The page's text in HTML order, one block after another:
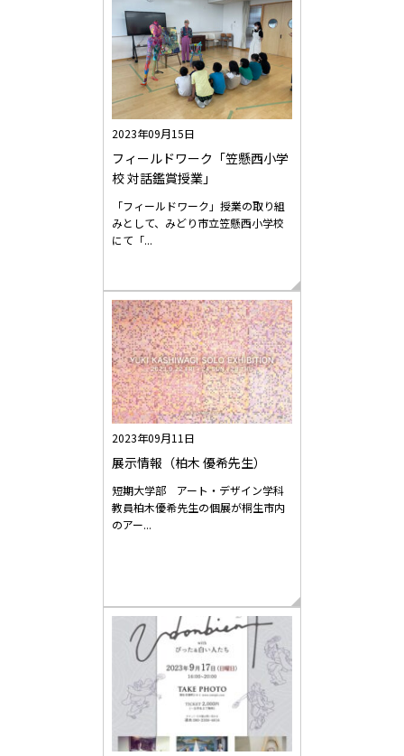
2023年09月15日
フィールドワーク「笠懸西小学
校 対話鑑賞授業」
「フィールドワーク」授業の取り組
みとして、みどり市立笠懸西小学校
にて「...
2023年09月11日
展示情報（柏木 優希先生）
短期大学部 アート・デザイン学科
教員柏木優希先生の個展が桐生市内
のアー...